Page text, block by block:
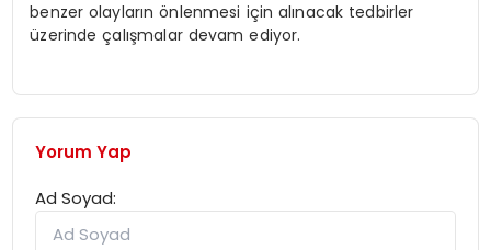
benzer olayların önlenmesi için alınacak tedbirler
üzerinde çalışmalar devam ediyor.
Yorum Yap
Ad Soyad: